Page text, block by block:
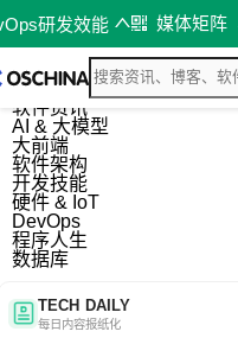
研发效能 媒体矩阵
综合
开源资讯
软件资讯
AI & 大模型
大前端
软件架构
开发技能
硬件 & IoT
DevOps
程序人生
数据库
TECH DAILY
每日内容报纸化